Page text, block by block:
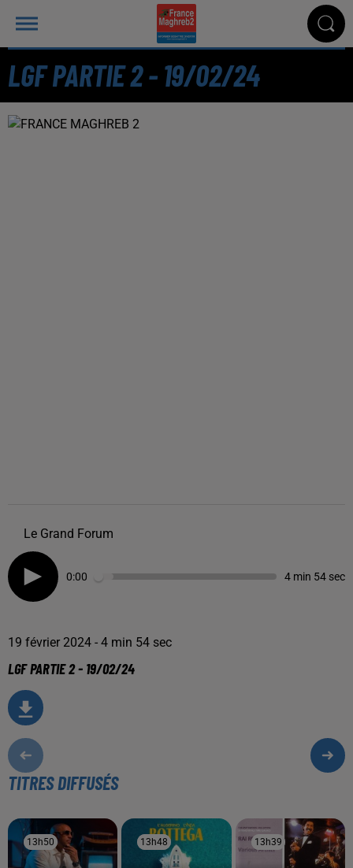
LGF PARTIE 2 - 19/02/24
Le Grand Forum
0:00 4 min 54 sec
19 février 2024 - 4 min 54 sec
LGF PARTIE 2 - 19/02/24
TITRES DIFFUSÉS
13h50
13h50 13h48
13h48 13h39
13h39